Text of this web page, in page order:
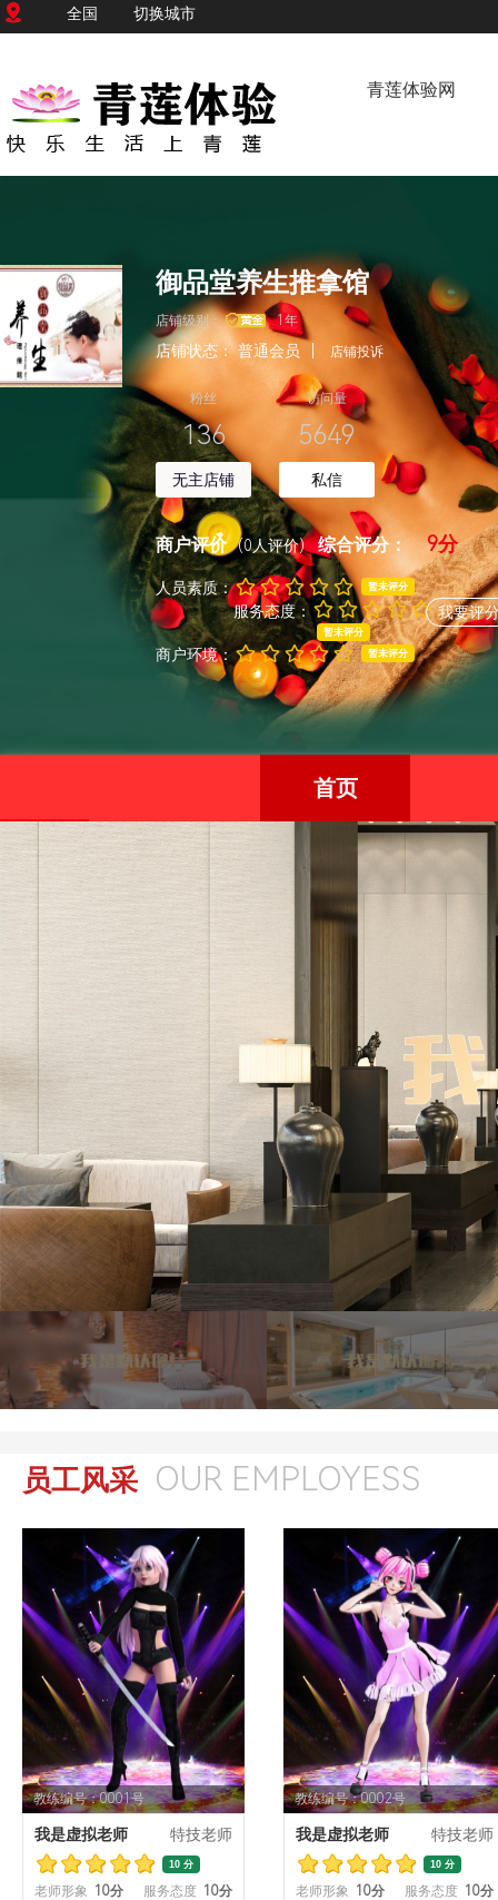
全国 切换城市
青莲体验网
御品堂养生推拿馆
店铺级别： 1年
店铺状态：普通会员 店铺投诉
粉丝
136
无主店铺
访问量
5649
私信
商户评价 (0人评价)综合评分： 9分
人员素质： 暂未评分
服务态度：
暂未评分
商户环境： 暂未评分
我要评
首页
员工风采 OUR EMPLOYESS
教练编号：0001号
我是虚拟老师 特技老师
10 分
老师形象 10分 服务态度 10分
教练编号：0002号
我是虚拟老师 特技老师
10 分
老师形象 10分 服务态度 10分